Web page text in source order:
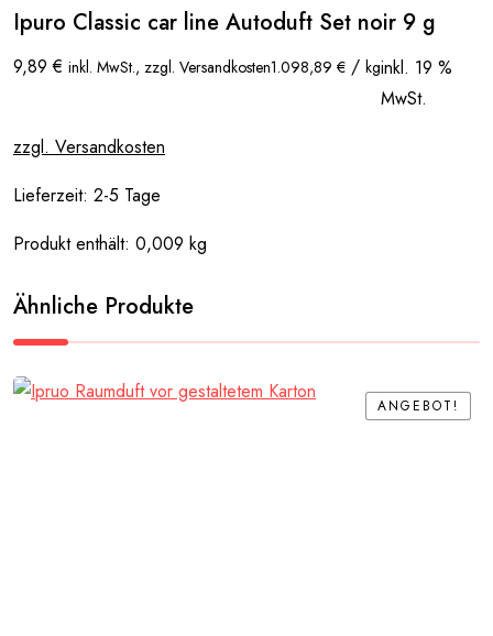
Ipuro Classic car line Autoduft Set noir 9 g
9,89€ inkl. MwSt., zzgl. Versandkosten1.098,89 € / kginkl. 19 %
MwSt.
zzgl. Versandkosten
Lieferzeit: 2-5 Tage
Produkt enthält: 0,009 kg
Ähnliche Produkte
ANGEBOT!
ANGEBOT!